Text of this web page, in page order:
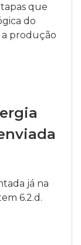
que
do
a produção
já na
6.2.d.